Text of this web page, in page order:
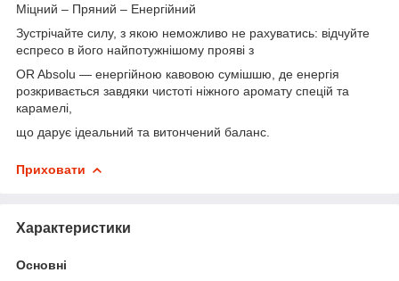
Міцний – Пряний – Енергійний
Зустрічайте силу, з якою неможливо не рахуватись: відчуйте
еспресо в його найпотужнішому прояві з
OR Absolu — енергійною кавовою сумішшю, де енергія
розкривається завдяки чистоті ніжного аромату спецій та
карамелі,
що дарує ідеальний та витончений баланс.
Приховати
Характеристики
Основні